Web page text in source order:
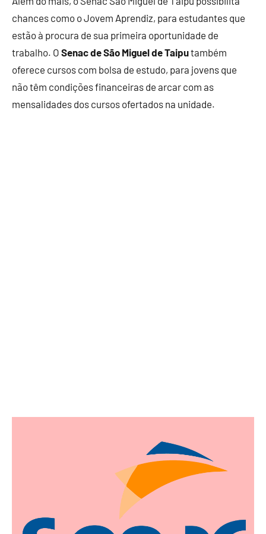
chances como o Jovem Aprendiz, para estudantes que
estão à procura de sua primeira oportunidade de
trabalho. O Senac de São Miguel de Taiputambém
oferece cursos com bolsa de estudo, para jovens que
não têm condições financeiras de arcar com as
mensalidades dos cursos ofertados na unidade.